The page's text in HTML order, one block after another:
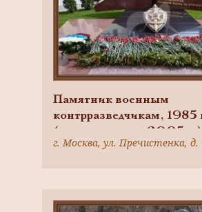
Памятник военным
контрразведчикам, 1985
(реконструкция 2005
Ржевский, бронза,
г. Москва, ул. Пречистенка, д.